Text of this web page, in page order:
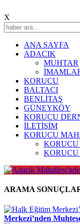
X
ANA SAYFA
ADACIK
MUHTAR
KORUCU
BALTACI
BENLİTAŞ
GÜNEYKÖY
KORUCU
İLETİŞİM
KORUCU
ARAMA
Merkezi’nden